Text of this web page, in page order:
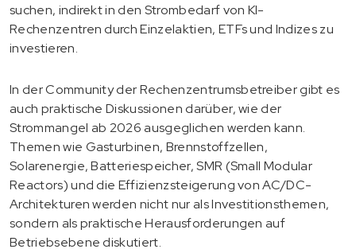
suchen, indirekt in den Strombedarf von KI-
Rechenzentren durch Einzelaktien, ETFs und Indizes zu
investieren.
In der Community der Rechenzentrumsbetreiber gibt es
auch praktische Diskussionen darüber, wie der
Strommangel ab 2026 ausgeglichen werden kann.
Themen wie Gasturbinen, Brennstoffzellen,
Solarenergie, Batteriespeicher, SMR (Small Modular
Reactors) und die Effizienzsteigerung von AC/DC-
Architekturen werden nicht nur als Investitionsthemen,
sondern als praktische Herausforderungen auf
Betriebsebene diskutiert.